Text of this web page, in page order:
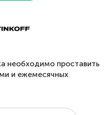
необходимо проставить
и ежемесячных